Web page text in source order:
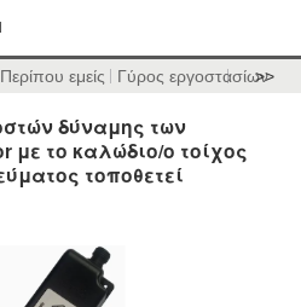
Περίπου εμείς Γύρος εργοστασίων
>>
δύναμης των
με το καλώδιο/ο τοίχος
τοποθετεί